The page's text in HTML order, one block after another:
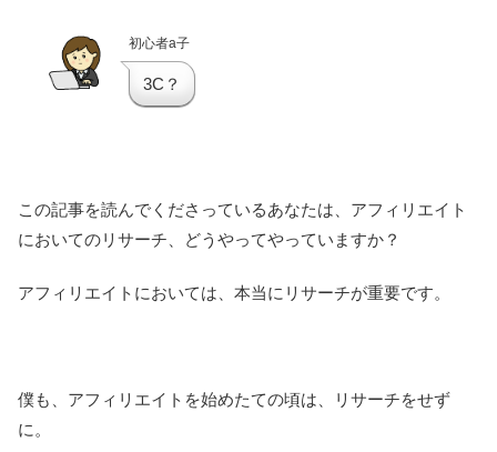
初心者a子
3C？
この記事を読んでくださっているあなたは、アフィリエイト
においてのリサーチ、どうやってやっていますか？
アフィリエイトにおいては、本当にリサーチが重要です。
僕も、アフィリエイトを始めたての頃は、リサーチをせず
に。